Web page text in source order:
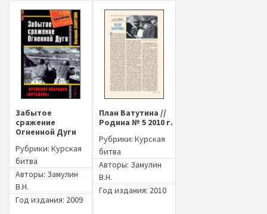
Забытое
сражение
Огненной Дуги
Рубрики: Курская
битва
Авторы: Замулин
В.Н.
Год издания: 2009
План Ватутина //
Родина № 5 2010 г.
Рубрики: Курская
битва
Авторы: Замулин
В.Н.
Год издания: 2010